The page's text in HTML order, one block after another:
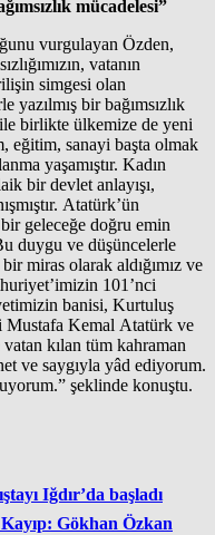
mücadelesi”
vurgulayan Özden,
vatanın
simgesi olan
bir bağımsızlık
birlikte ülkemize de yeni
eğitim, sanayi başta olmak
yaşamıştır. Kadın
bir devlet anlayışı,
Atatürk’ün
geleceğe doğru emin
duygu ve düşüncelerle
miras olarak aldığımız ve
101’nci
banisi, Kurtuluş
Mustafa Kemal Atatürk ve
kılan tüm kahraman
ve saygıyla yâd ediyorum.
şeklinde konuştu.
Iğdır’da başladı
Gökhan Özkan